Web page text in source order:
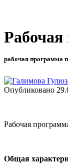
рабочая программа
Опубликовано
Рабочая
Общая